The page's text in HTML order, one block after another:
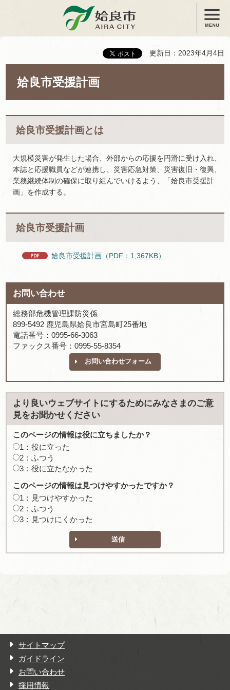
姶良市 メニュー
更新日：2023年4月4日
姶良市受援計画
姶良市受援計画とは
大規模災害が発生した場合、外部からの応援を円滑に受け入れ、
本誌と応援職員などが連携し、災害応急対策、災害復旧・復興、
業務継続体制の確保に取り組んでいけるよう、「姶良市受援計
画」を作成する。
姶良市受援計画
姶良市受援計画（PDF：1,367KB）
お問い合わせ
総務部危機管理課防災係
899-5492 鹿児島県姶良市宮島町25番地
電話番号：0995-66-3063
ファックス番号：0995-55-8354
お問い合わせフォーム
より良いウェブサイトにするためにみなさまのご意
見をお聞かせください
このページの情報は役に立ちましたか？
1：役に立った
2：ふつう
3：役に立たなかった
このページの情報は見つけやすかったですか？
1：見つけやすかった
2：ふつう
3：見つけにくかった
送信
サイトマップ
ガイドライン
お問い合わせ
採用情報